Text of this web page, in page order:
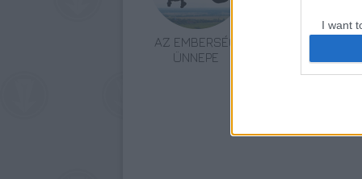
I want
I want
AZ EMBERSÉG
ÜNNEPE
MIKLÓS A
ZSÁMBÉKI NYÁRI